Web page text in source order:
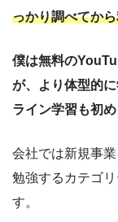
っかり調べてか
僕は無料の
が、より体型的
ライン学習も初め
会社では新規事
勉強するカテゴ
す。